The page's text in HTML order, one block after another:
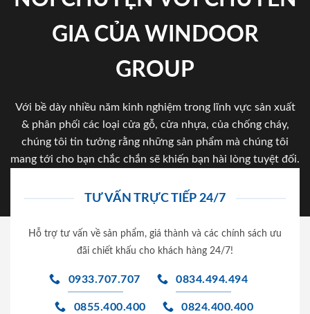
GIA CỦA WINDOOR
GROUP
Với bề dày nhiều năm kinh nghiệm trong lĩnh vực sản xuất
& phân phối các loại cửa gỗ, cửa nhựa, của chống cháy,
chúng tôi tin tưởng rằng những sản phẩm mà chúng tôi
mang tới cho bạn chắc chắn sẽ khiến bạn hài lòng tuyệt đối.
TƯ VẤN TRỰC TIẾP 24/7
Hỗ trợ tư vấn về sản phẩm, giá thành và các chính sách ưu
đãi chiết khấu cho khách hàng 24/7!
0933.707.707 0834.494.494
0855.400.400 0824.400.400